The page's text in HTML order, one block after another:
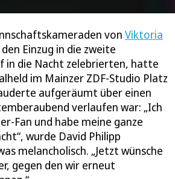
von Viktoria
Einzug in die zweite
in die Nacht zelebrierten, hatte
im Mainzer ZDF-Studio Platz
aufgeräumt über einen
verlaufen war: „Ich
Fan und habe meine ganze
wurde David Philipp
melancholisch. „Jetzt wünsche
gegen den wir erneut